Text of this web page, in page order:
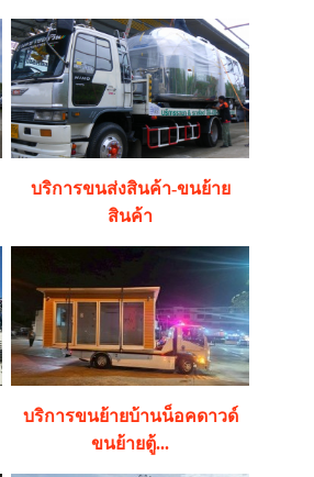
บริการขนส่งสินค้า-ขนย้าย
สินค้า
บริการขนย้ายบ้านน็อคดาวด์
ขนย้ายตู้...